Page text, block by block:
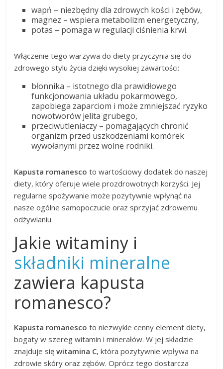
wapń – niezbędny dla zdrowych kości i zębów,
magnez – wspiera metabolizm energetyczny,
potas – pomaga w regulacji ciśnienia krwi.
Włączenie tego warzywa do diety przyczynia się do
zdrowego stylu życia dzięki wysokiej zawartości:
błonnika – istotnego dla prawidłowego
funkcjonowania układu pokarmowego,
zapobiega zaparciom i może zmniejszać ryzyko
nowotworów jelita grubego,
przeciwutleniaczy – pomagających chronić
organizm przed uszkodzeniami komórek
wywołanymi przez wolne rodniki.
Kapusta romanesco to wartościowy dodatek do naszej
diety, który oferuje wiele prozdrowotnych korzyści. Jej
regularne spożywanie może pozytywnie wpłynąć na
nasze ogólne samopoczucie oraz sprzyjać zdrowemu
odżywianiu.
Jakie witaminy i
składniki mineralne
zawiera kapusta
romanesco?
Kapusta romanesco to niezwykle cenny element diety,
bogaty w szereg witamin i minerałów. W jej składzie
znajduje sięwitamina C, która pozytywnie wpływa na
zdrowie skóry oraz zębów. Oprócz tego dostarcza